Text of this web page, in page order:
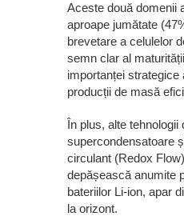
Aceste două domenii
aproape jumătate
brevetare a celulelor
semn clar al
importanței strategice
producții de masă
În plus, alte
supercondensatoare
circulant (Redox
depășească anumite
bateriilor Li-ion, apar
la orizont.